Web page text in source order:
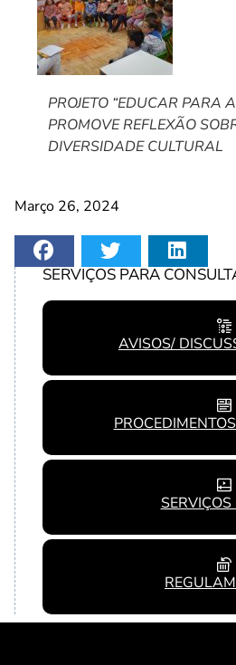
PROJETO “EDUCAR PARA
PROMOVE REFLEXÃO
DIVERSIDADE CULTURAL
Março 26, 2024
SERVIÇOS PARA
AVISOS/